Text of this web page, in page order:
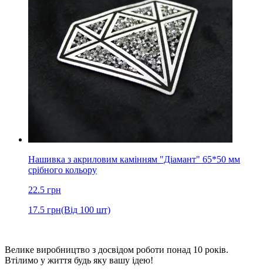
Нашивка з акриловим камінням "Діамант" 65*50 мм
срібного кольору
22.5 грн
17.5 грн(Від 100 шт)
Велике виробництво з досвідом роботи понад 10 років.
Втілимо у життя будь яку вашу ідею!